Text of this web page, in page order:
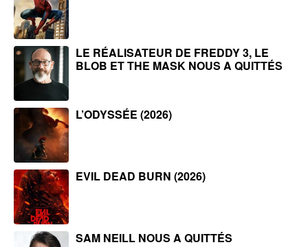
LE RÉALISATEUR DE FREDDY 3, LE
BLOB ET THE MASK NOUS A QUITTÉS
L’ODYSSÉE (2026)
EVIL DEAD BURN (2026)
SAM NEILL NOUS A QUITTÉS